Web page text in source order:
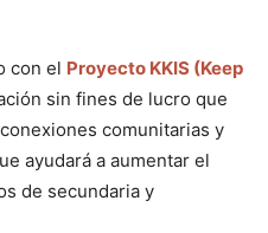
con el Proyecto KKIS (Keep
sin fines de lucro que
comunitarias y
ayudará a aumentar el
de secundaria y